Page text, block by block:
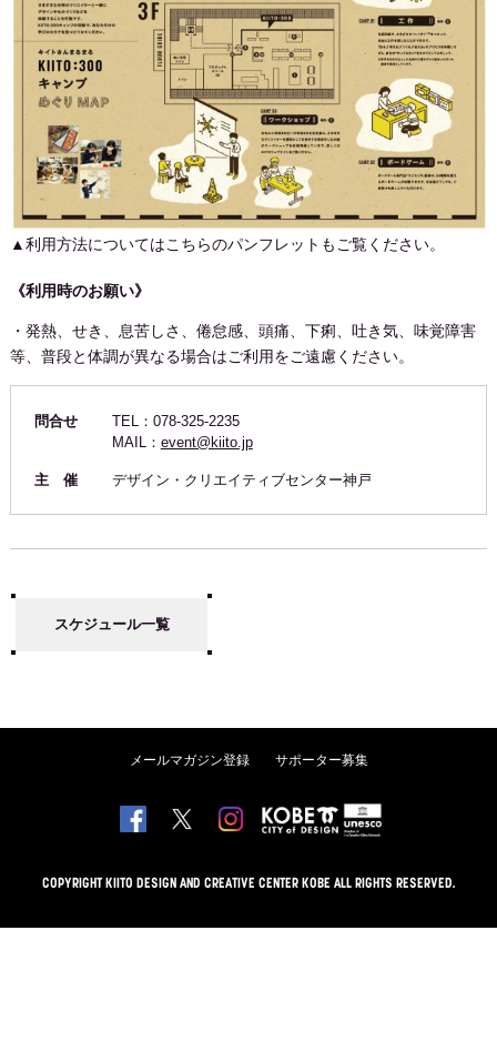
▲利用方法についてはこちらのパンフレットもご覧ください。
《利用時のお願い》
・発熱、せき、息苦しさ、倦怠感、頭痛、下痢、吐き気、味覚障害
等、普段と体調が異なる場合はご利用をご遠慮ください。
問合せ
TEL：078-325-2235
MAIL： event@kiito.jp
主 催 デザイン・クリエイティブセンター神戸
スケジュール一覧
メールマガジン登録 サポーター募集
COPYRIGHT KIITO DESIGN AND CREATIVE CENTER KOBE ALL RIGHTS RESERVED.